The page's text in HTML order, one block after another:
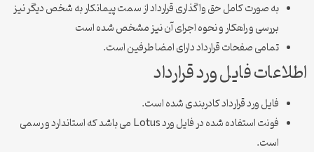
به صورت کامل حق واگذاری قرارداد از سمت پیمانکار به شخص دیگر نیز
بررسی و راهکار و نحوه اجرای آن نیز مشخص شده است
تمامی صفحات قرارداد دارای امضا طرفین است.
اطلاعات فایل ورد قرارداد
فایل ورد قرارداد کادربندی شده است.
فونت استفاده شده در فایل ورد Lotus می باشد که استاندارد و رسمی
است.